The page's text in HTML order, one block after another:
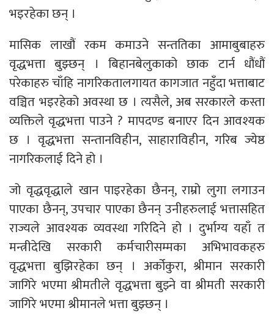
भइरहेका छन् ।
मासिक लाखौं रकम कमाउने सन्ततिका आमाबुबाहरु
वृद्धभत्ता बुझ्छन् । बिहानबेलुकाको छाक टार्न धौंधौं
परेकाहरु चाँहि नागरिकतालगायत कागजात नहुँदा भत्ताबाट
वञ्चित भइरहेको अवस्था छ । त्यसैले, अब सरकारले कस्ता
व्यक्तिले वृद्धभत्ता पाउने ? मापदण्ड बनाएर दिन आवश्यक
छ । वृद्धभत्ता सन्तानविहीन, साहाराविहीन, गरिब ज्येष्ठ
नागरिकलाई दिने हो ।
जो वृद्धवृद्धाले खान पाइरहेका छैनन्, राम्रो लुगा लगाउन
पाएका छैनन्, उपचार पाएका छैनन् उनीहरुलाई भत्तासहित
राज्यले आवश्यक व्यवस्था गरिदिने हो । दुर्भाग्य यहाँ त
मन्त्रीदेखि सरकारी कर्मचारीसम्मका अभिभावकहरु
वृद्धभत्ता बुझिरहेका छन् । अर्कोकुरा, श्रीमान सरकारी
जागिरे भएमा श्रीमतीले वृद्धभत्ता बुझ्ने वा श्रीमती सरकारी
जागिरे भएमा श्रीमानले भत्ता बुझ्छन् ।